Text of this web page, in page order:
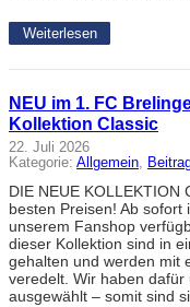
Weiterlesen
NEU im 1. FC
Kollektion Classic
22. Juli 2026
Kategorie: Allgemein,
DIE NEUE KOLLEKTION
besten Preisen! Ab sofort
unserem Fanshop
dieser Kollektion sind in
gehalten und werden mit
veredelt. Wir haben
ausgewählt – somit sind